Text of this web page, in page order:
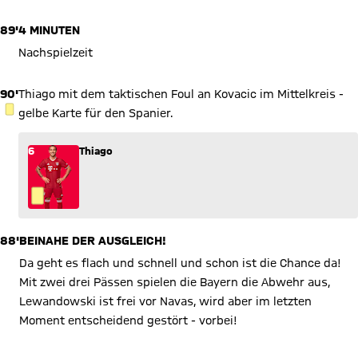
89'4 MINUTEN
Nachspielzeit
90'
GELBE KARTE
Thiago mit dem taktischen Foul an Kovacic im Mittelkreis -
gelbe Karte für den Spanier.
6 Thiago
88'BEINAHE DER AUSGLEICH!
Da geht es flach und schnell und schon ist die Chance da!
Mit zwei drei Pässen spielen die Bayern die Abwehr aus,
Lewandowski ist frei vor Navas, wird aber im letzten
Moment entscheidend gestört - vorbei!